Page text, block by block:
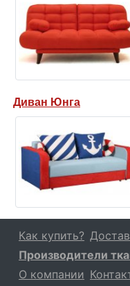
Диван Юнга
Как купить?
Производители
О компании